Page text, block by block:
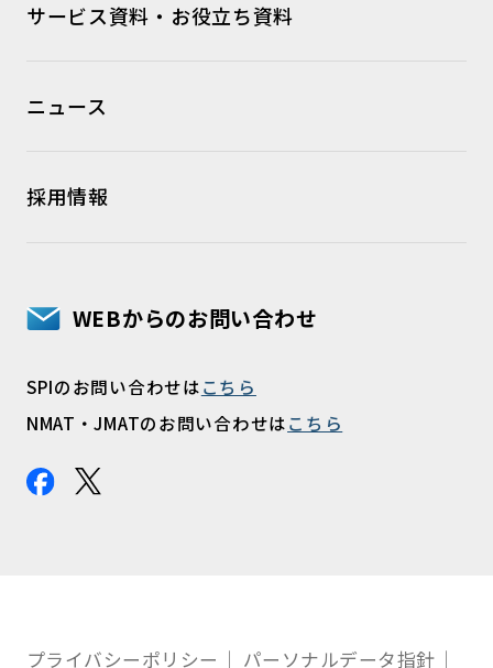
サービス資料・お役立ち資料
ニュース
採用情報
WEBからのお問い合わせ
SPIのお問い合わせはこちら
NMAT・JMATのお問い合わせはこちら
プライバシーポリシー パーソナルデータ指針